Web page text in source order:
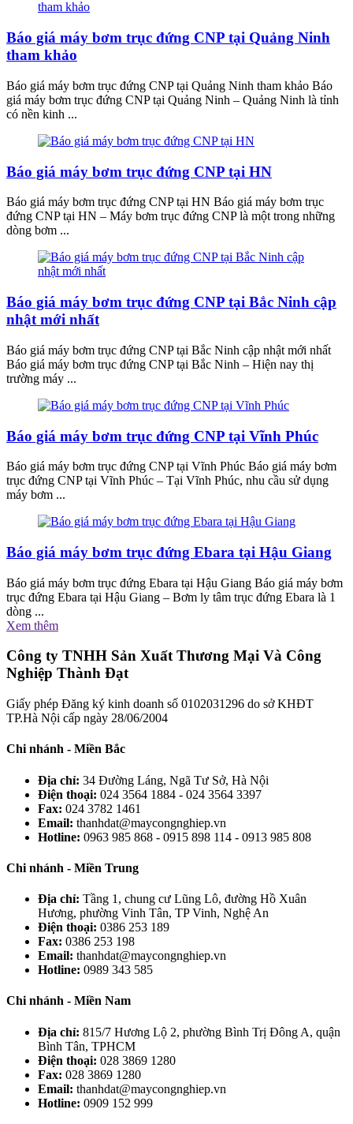
Báo giá máy bơm trục đứng CNP tại Quảng Ninh
tham khảo
Báo giá máy bơm trục đứng CNP tại Quảng Ninh tham khảo Báo
giá máy bơm trục đứng CNP tại Quảng Ninh – Quảng Ninh là tỉnh
có nền kinh ...
Báo giá máy bơm trục đứng CNP tại HN
Báo giá máy bơm trục đứng CNP tại HN Báo giá máy bơm trục
đứng CNP tại HN – Máy bơm trục đứng CNP là một trong những
dòng bơm ...
Báo giá máy bơm trục đứng CNP tại Bắc Ninh cập
nhật mới nhất
Báo giá máy bơm trục đứng CNP tại Bắc Ninh cập nhật mới nhất
Báo giá máy bơm trục đứng CNP tại Bắc Ninh – Hiện nay thị
trường máy ...
Báo giá máy bơm trục đứng CNP tại Vĩnh Phúc
Báo giá máy bơm trục đứng CNP tại Vĩnh Phúc Báo giá máy bơm
trục đứng CNP tại Vĩnh Phúc – Tại Vĩnh Phúc, nhu cầu sử dụng
máy bơm ...
Báo giá máy bơm trục đứng Ebara tại Hậu Giang
Báo giá máy bơm trục đứng Ebara tại Hậu Giang Báo giá máy bơm
trục đứng Ebara tại Hậu Giang – Bơm ly tâm trục đứng Ebara là 1
dòng ...
Xem thêm
Công ty TNHH Sản Xuất Thương Mại Và Công
Nghiệp Thành Đạt
Giấy phép Đăng ký kinh doanh số 0102031296 do sở KHĐT
TP.Hà Nội cấp ngày 28/06/2004
Chi nhánh - Miền Bắc
Địa chỉ: 34 Đường Láng, Ngã Tư Sở, Hà Nội
Điện thoại: 024 3564 1884 - 024 3564 3397
Fax: 024 3782 1461
Email: thanhdat@maycongnghiep.vn
Hotline: 0963 985 868 - 0915 898 114 - 0913 985 808
Chi nhánh - Miền Trung
Địa chỉ: Tầng 1, chung cư Lũng Lô, đường Hồ Xuân
Hương, phường Vinh Tân, TP Vinh, Nghệ An
Điện thoại: 0386 253 189
Fax: 0386 253 198
Email: thanhdat@maycongnghiep.vn
Hotline: 0989 343 585
Chi nhánh - Miền Nam
Địa chỉ: 815/7 Hương Lộ 2, phường Bình Trị Đông A, quận
Bình Tân, TPHCM
Điện thoại: 028 3869 1280
Fax: 028 3869 1280
Email: thanhdat@maycongnghiep.vn
Hotline: 0909 152 999